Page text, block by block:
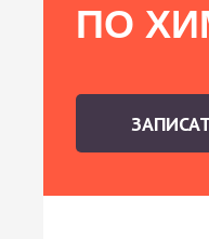
ПО